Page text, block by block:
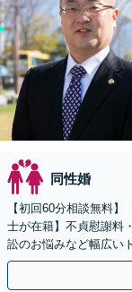
同性婚
【初回60分相談無料
士が在籍】不貞慰謝料
訟のお悩みなど幅広い
ご提案します！【キッ